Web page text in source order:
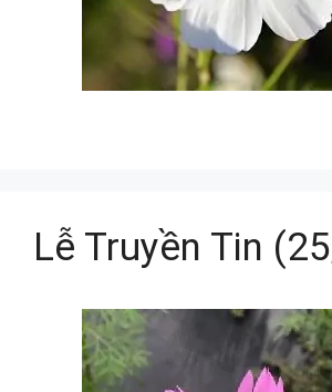
Lễ Truyền Tin